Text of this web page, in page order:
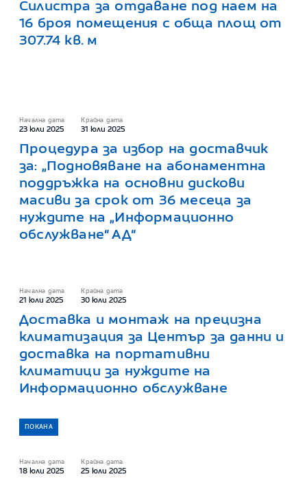
Силистра за отдаване под наем на
16 броя помещения с обща площ от
307.74 кв. м
Начална дата
23 юли 2025
Крайна дата
31 юли 2025
Процедура за избор на доставчик
за: „Подновяване на абонаментна
поддръжка на основни дискови
масиви за срок от 36 месеца за
нуждите на „Информационно
обслужване“ АД“
Начална дата
21 юли 2025
Крайна дата
30 юли 2025
Доставка и монтаж на прецизна
климатизация за Център за данни и
доставка на портативни
климатици за нуждите на
Информационно обслужване
ПОКАНА
Начална дата
18 юли 2025
Крайна дата
25 юли 2025